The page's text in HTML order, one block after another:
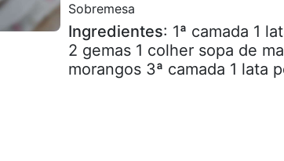
Sobremesa
Ingredientes: 1ª camada 1
2 gemas 1 colher sopa de
morangos 3ª camada 1 lata